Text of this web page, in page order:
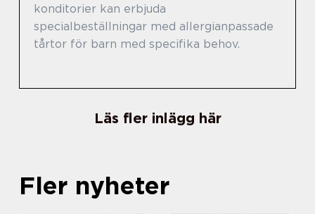
konditorier kan erbjuda
specialbeställningar med allergianpassade
tårtor för barn med specifika behov.
Läs fler inlägg här
Fler nyheter